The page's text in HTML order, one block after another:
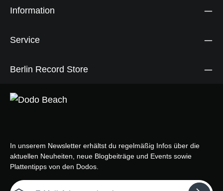
Information
Service
Berlin Record Store
In unserem Newsletter erhältst du regelmäßig Infos über die
aktuellen Neuheiten, neue Blogbeiträge und Events sowie
Plattentipps von den Dodos.
E-Mail-Adresse*